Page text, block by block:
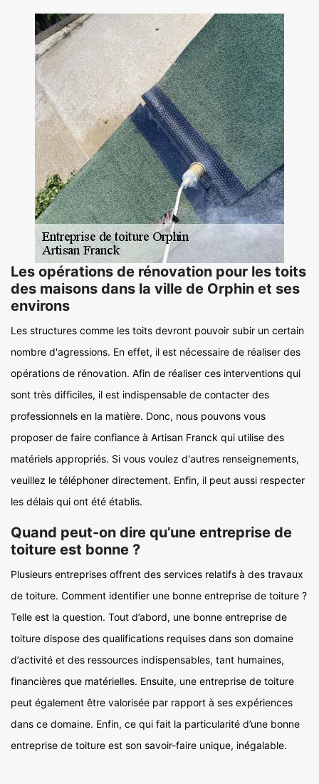
Les opérations de rénovation pour les toits
des maisons dans la ville de Orphin et ses
environs
Les structures comme les toits devront pouvoir subir un certain
nombre d'agressions. En effet, il est nécessaire de réaliser des
opérations de rénovation. Afin de réaliser ces interventions qui
sont très difficiles, il est indispensable de contacter des
professionnels en la matière. Donc, nous pouvons vous
proposer de faire confiance à Artisan Franck qui utilise des
matériels appropriés. Si vous voulez d'autres renseignements,
veuillez le téléphoner directement. Enfin, il peut aussi respecter
les délais qui ont été établis.
Quand peut-on dire qu’une entreprise de
toiture est bonne ?
Plusieurs entreprises offrent des services relatifs à des travaux
de toiture. Comment identifier une bonne entreprise de toiture ?
Telle est la question. Tout d’abord, une bonne entreprise de
toiture dispose des qualifications requises dans son domaine
d’activité et des ressources indispensables, tant humaines,
financières que matérielles. Ensuite, une entreprise de toiture
peut également être valorisée par rapport à ses expériences
dans ce domaine. Enfin, ce qui fait la particularité d’une bonne
entreprise de toiture est son savoir-faire unique, inégalable.